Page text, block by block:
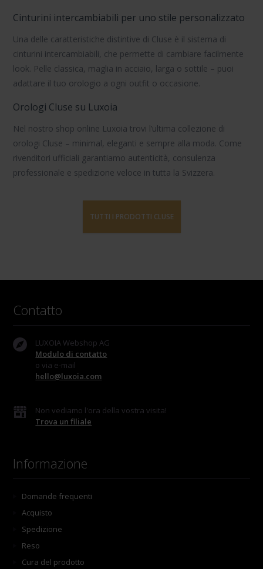
Cinturini intercambiabili per uno stile personalizzato
Una delle caratteristiche distintive di Cluse è il sistema di
cinturini intercambiabili, che permette di cambiare facilmente
look. Pelle classica, maglia in acciaio, larga o sottile – puoi
adattare il tuo orologio a ogni outfit o occasione.
Orologi Cluse su Luxoia
Nel nostro shop online Luxoia trovi l’ultima collezione di
orologi Cluse – minimal, eleganti e sempre alla moda. Come
rivenditori ufficiali garantiamo autenticità, consulenza
professionale e spedizione veloce in tutta la Svizzera.
TUTTI I PRODOTTI CLUSE
Contatto
LUXOIA Webshop AG
Modulo di contatto
o via e-mail
hello@luxoia.com
Non vediamo l'ora della vostra visita!
Trova un filiale
Informazione
Domande frequenti
Acquisto
Spedizione
Reso
Cura del prodotto